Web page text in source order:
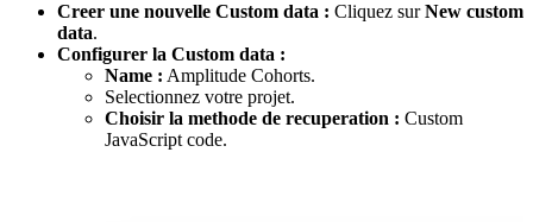
Creer une nouvelle Custom data : Cliquez surNew custom
data.
Configurer la Custom data :
Name : Amplitude Cohorts.
Selectionnez votre projet.
Choisir la methode de recuperation : Custom
JavaScript code.